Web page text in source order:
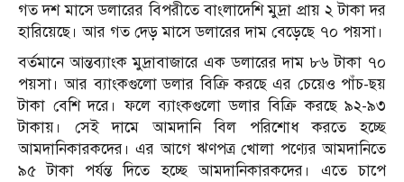
গত দশ মাসে ডলারের বিপরীতে বাংলাদেশি মুদ্রা প্রায় ২ টাকা দর
হারিয়েছে। আর গত দেড় মাসে ডলারের দাম বেড়েছে ৭০ পয়সা।
বর্তমানে আন্তব্যাংক মুদ্রাবাজারে এক ডলারের দাম ৮৬ টাকা ৭০
পয়সা। আর ব্যাংকগুলো ডলার বিক্রি করছে এর চেয়েও পাঁচ-ছয়
টাকা বেশি দরে। ফলে ব্যাংকগুলো ডলার বিক্রি করছে ৯২-৯৩
টাকায়। সেই দামে আমদানি বিল পরিশোধ করতে হচ্ছে
আমদানিকারকদের। এর আগে ঋণপত্র খোলা পণ্যের আমদানিতে
৯৫ টাকা পর্যন্ত দিতে হচ্ছে আমদানিকারকদের। এতে চাপে